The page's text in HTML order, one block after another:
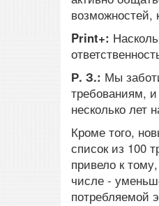
возможностей,
Print+:
Р. З.: Мы
требованиям,
несколько лет
Кроме того,
список из 100
привело к
числе -
потребляемой